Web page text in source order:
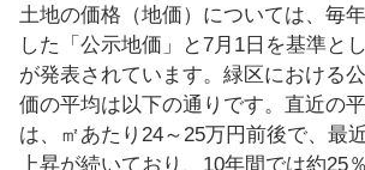
土地の価格（地価）については、毎
した「公示地価」と7月1日を基準と
が発表されています。緑区における
価の平均は以下の通りです。直近の
は、㎡あたり24～25万円前後で、最
上昇が続いており、10年間では約25